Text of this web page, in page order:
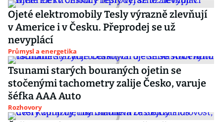
Ojeté elektromobily Tesly výrazně zlevňují
v Americe i v Česku. Přeprodej se už
nevyplácí
Průmysl a energetika
Tsunami starých bouraných ojetin se
stočenými tachometry zalije Česko, varuje
šéfka AAA Auto
Rozhovory